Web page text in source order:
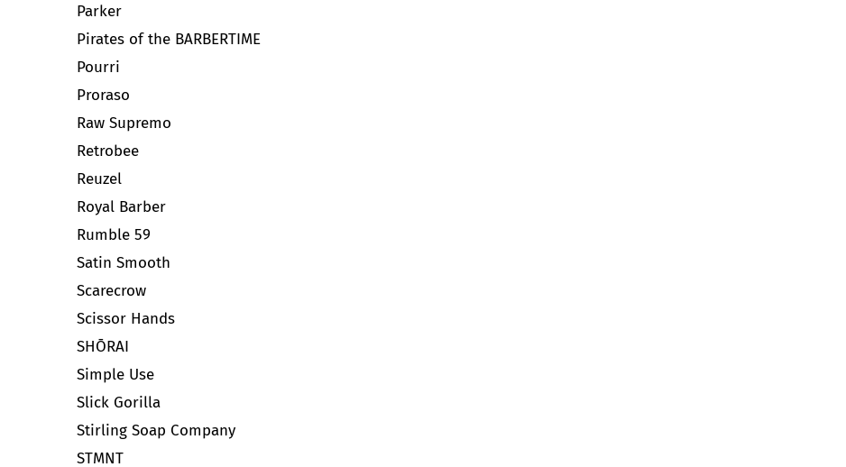
Parker
Pirates of the BARBERTIME
Pourri
Proraso
Raw Supremo
Retrobee
Reuzel
Royal Barber
Rumble 59
Satin Smooth
Scarecrow
Scissor Hands
SHŌRAI
Simple Use
Slick Gorilla
Stirling Soap Company
STMNT